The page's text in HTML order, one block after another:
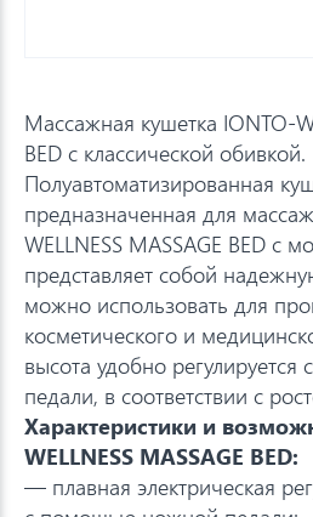
Массажная кушетка IONTO-
BED с классической обивкой.
Полуавтоматизированная
предназначенная для
WELLNESS MASSAGE BED
представляет собой
можно использовать для
косметического и
высота удобно
педали, в соответствии с
Характеристики и
WELLNESS MASSAGE BED:
— плавная электрическая